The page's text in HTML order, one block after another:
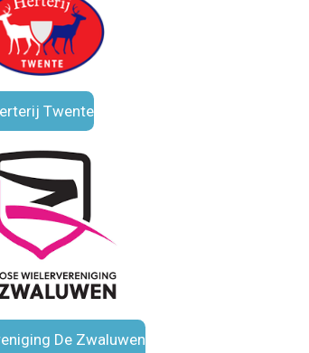
Twente
De Zwaluwen